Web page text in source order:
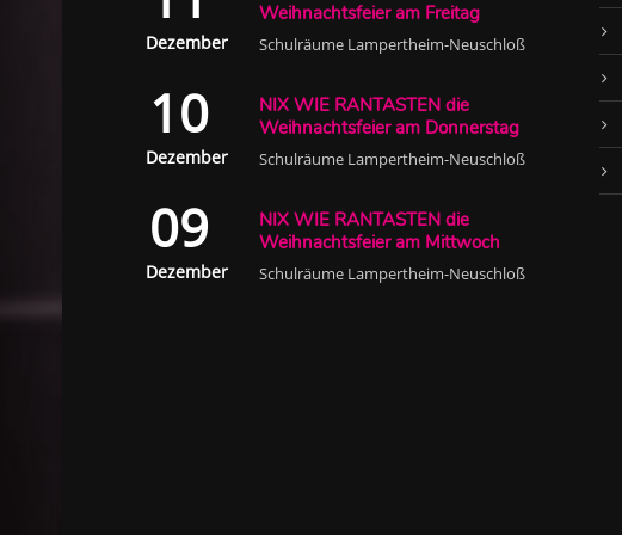
Dezember
Weihnachtsfeier am Freitag
Schulräume Lampertheim-Neuschloß
10
Dezember
NIX WIE RANTASTEN die
Weihnachtsfeier am Donnerstag
Schulräume Lampertheim-Neuschloß
09
Dezember
NIX WIE RANTASTEN die
Weihnachtsfeier am Mittwoch
Schulräume Lampertheim-Neuschloß